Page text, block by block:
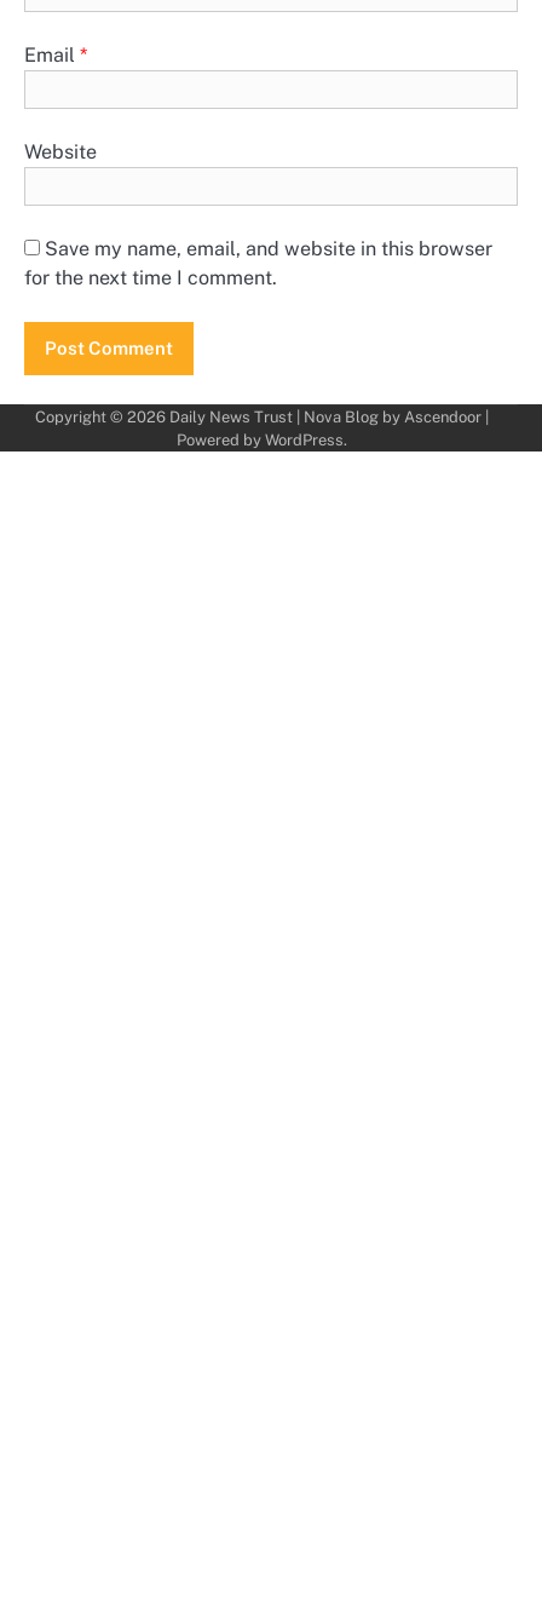
Email *
Website
Save my name, email, and website in this browser
for the next time I comment.
Copyright © 2026 Daily News Trust| Nova Blog by Ascendoor|
Powered by WordPress.